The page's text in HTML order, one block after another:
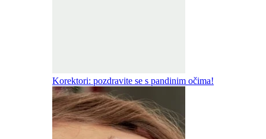
Korektori: pozdravite se s pandinim očima!